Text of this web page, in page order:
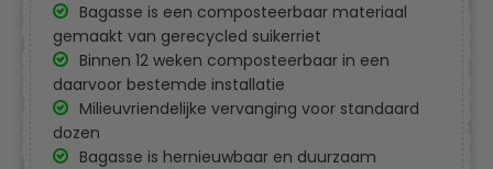
Bagasse is een composteerbaar materiaal
gemaakt van gerecycled suikerriet
Binnen 12 weken composteerbaar in een
daarvoor bestemde installatie
Milieuvriendelijke vervanging voor standaard
dozen
Bagasse is hernieuwbaar en duurzaam